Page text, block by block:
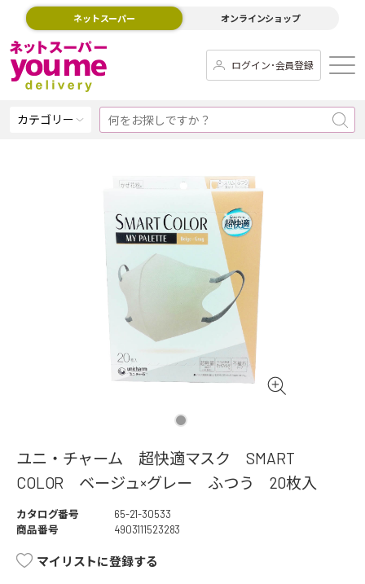
ネットスーパー オンラインショップ
ログイン･会員登録
カテゴリー
ユニ・チャーム 超快適マスク SMART
COLOR ベージュ×グレー ふつう 20枚入
カタログ番号
65-21-30533
商品番号
4903111523283
マイリストに登録する